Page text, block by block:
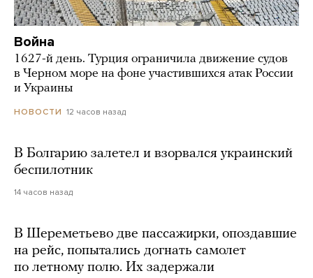
Война
1627-й день. Турция ограничила движение судов
в Черном море на фоне участившихся атак России
и Украины
НОВОСТИ 12 часов назад
В Болгарию залетел и взорвался украинский
беспилотник
14 часов назад
В Шереметьево две пассажирки, опоздавшие
на рейс, попытались догнать самолет
по летному полю. Их задержали